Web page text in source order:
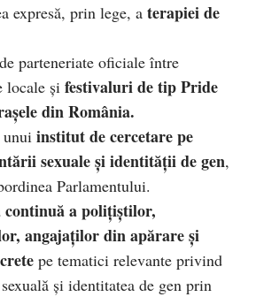
expresă, prin lege, a terapiei de
parteneriate oficiale între
locale și festivaluri de tip Pride
din România.
institut de cercetare pe
sexuale și identității de gen,
Parlamentului.
continuă a polițiștilor,
angajaților din apărare și
pe tematici relevante privind
și identitatea de gen prin